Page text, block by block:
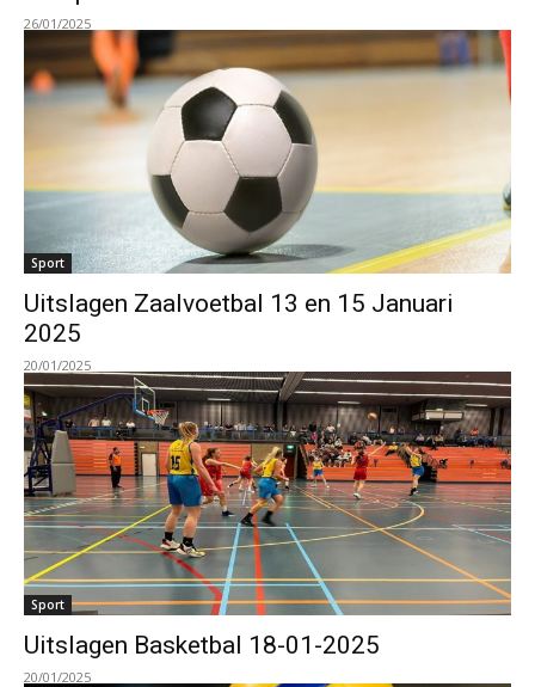
26/01/2025
Sport
Uitslagen Zaalvoetbal 13 en 15 Januari
2025
20/01/2025
Sport
Uitslagen Basketbal 18-01-2025
20/01/2025